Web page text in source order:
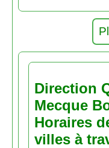
Direction
Mecque
Horaires
villes à